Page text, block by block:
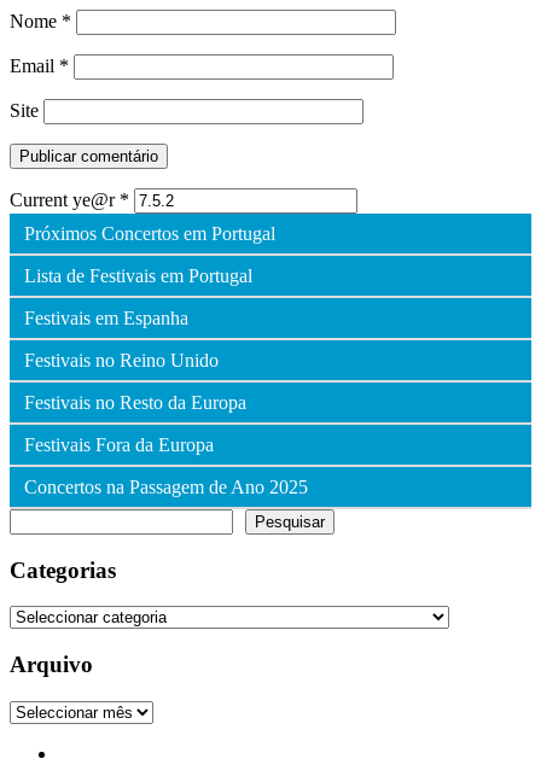
Nome *
Email *
Site
Current ye@r *
Próximos Concertos em Portugal
Lista de Festivais em Portugal
Festivais em Espanha
Festivais no Reino Unido
Festivais no Resto da Europa
Festivais Fora da Europa
Concertos na Passagem de Ano 2025
Pesquisar
Categorias
Categorias
Arquivo
Arquivo